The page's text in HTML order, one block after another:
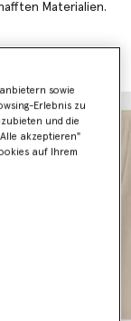
Materialien.
sowie
Erlebnis zu
und die
akzeptieren"
auf Ihrem